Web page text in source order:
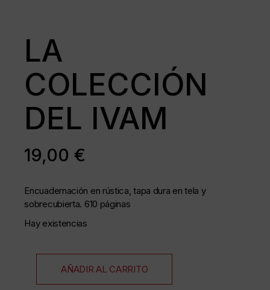
LA
COLECCIÓN
DEL IVAM
19,00€
Encuadernación en rústica, tapa dura en tela y
sobrecubierta. 610 páginas
Hay existencias
AÑADIR AL CARRITO